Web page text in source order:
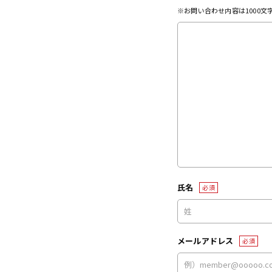
※お問い合わせ内容は1000文
氏名 必須
メールアドレス 必須